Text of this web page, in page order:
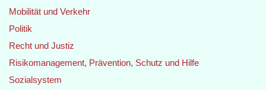
Mobilität und Verkehr
Politik
Recht und Justiz
Risikomanagement, Prävention, Schutz und Hilfe
Sozialsystem